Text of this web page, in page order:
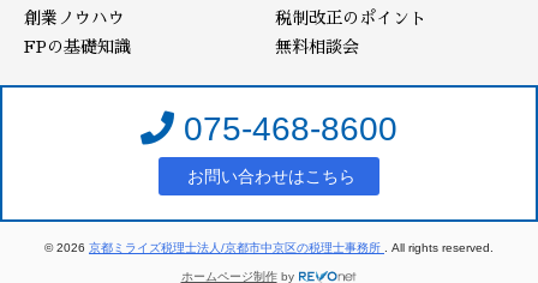
創業ノウハウ
FPの基礎知識
税制改正のポイント
無料相談会
075-468-8600
お問い合わせはこちら
© 2026 京都ミライズ税理士法人/京都市中京区の税理士事務所 . All rights reserved.
ホームページ制作by